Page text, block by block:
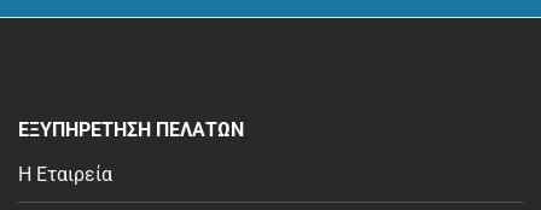
ΕΞΥΠΗΡΕΤΗΣΗ ΠΕΛΑΤΩΝ
Η Εταιρεία